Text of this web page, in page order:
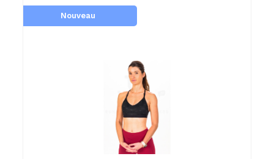
Nouveau